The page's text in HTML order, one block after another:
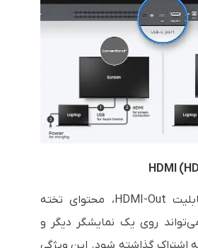
با استفاده از قابلیت HDMI-Out، محتوای تخته
روی یک نمایشگر دیگر و
اشتراک گذاشته شود. این ویژگی